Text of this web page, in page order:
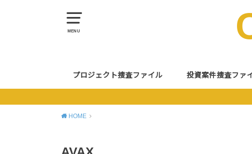
MENU
プロジェクト捜査ファイル 投資案件捜査ファ
HOME